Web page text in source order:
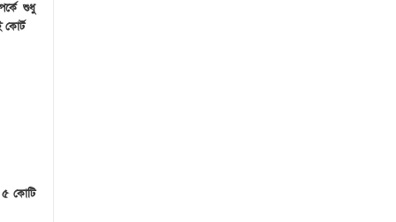
শুধু
কোর্ট
৫ কোটি